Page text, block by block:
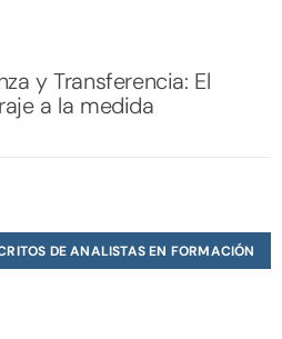
y Transferencia: El
a la medida
DE ANALISTAS EN FORMACIÓN